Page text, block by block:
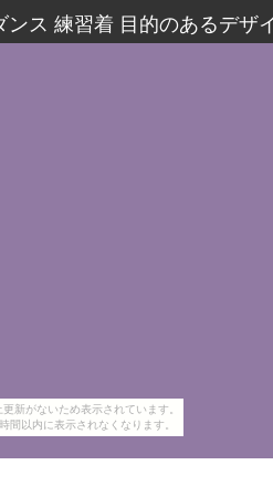
新がないため表示されています。
間以内に表示されなくなります。
ンス 練習着 目的のあるデザ